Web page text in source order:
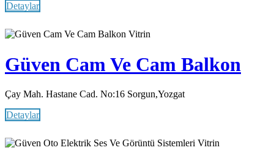
Detaylar
Vitrin
Güven Cam Ve Cam Balkon
Çay Mah. Hastane Cad. No:16 Sorgun,Yozgat
Detaylar
Vitrin